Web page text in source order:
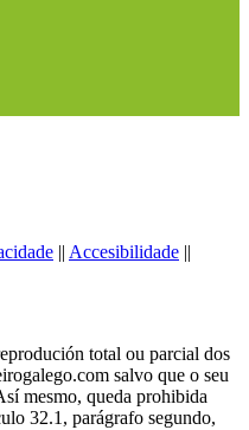
|| Accesibilidade ||
total ou parcial dos
salvo que o seu
mesmo, queda prohibida
32.1, parágrafo segundo,